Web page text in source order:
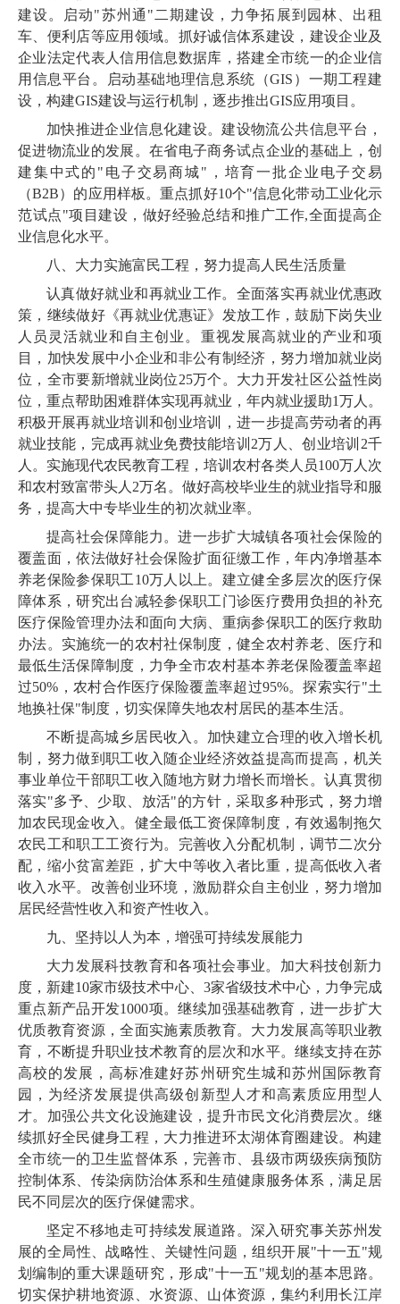
建设。启动"苏州通"二期建设，力争拓展到园林、出租
车、便利店等应用领域。抓好诚信体系建设，建设企业及
企业法定代表人信用信息数据库，搭建全市统一的企业信
用信息平台。启动基础地理信息系统（GIS）一期工程建
设，构建GIS建设与运行机制，逐步推出GIS应用项目。
加快推进企业信息化建设。建设物流公共信息平台，
促进物流业的发展。在省电子商务试点企业的基础上，创
建集中式的"电子交易商城"，培育一批企业电子交易
（B2B）的应用样板。重点抓好10个"信息化带动工业化示
范试点"项目建设，做好经验总结和推广工作,全面提高企
业信息化水平。
八、大力实施富民工程，努力提高人民生活质量
认真做好就业和再就业工作。全面落实再就业优惠政
策，继续做好《再就业优惠证》发放工作，鼓励下岗失业
人员灵活就业和自主创业。重视发展高就业的产业和项
目，加快发展中小企业和非公有制经济，努力增加就业岗
位，全市要新增就业岗位25万个。大力开发社区公益性岗
位，重点帮助困难群体实现再就业，年内就业援助1万人。
积极开展再就业培训和创业培训，进一步提高劳动者的再
就业技能，完成再就业免费技能培训2万人、创业培训2千
人。实施现代农民教育工程，培训农村各类人员100万人次
和农村致富带头人2万名。做好高校毕业生的就业指导和服
务，提高大中专毕业生的初次就业率。
提高社会保障能力。进一步扩大城镇各项社会保险的
覆盖面，依法做好社会保险扩面征缴工作，年内净增基本
养老保险参保职工10万人以上。建立健全多层次的医疗保
障体系，研究出台减轻参保职工门诊医疗费用负担的补充
医疗保险管理办法和面向大病、重病参保职工的医疗救助
办法。实施统一的农村社保制度，健全农村养老、医疗和
最低生活保障制度，力争全市农村基本养老保险覆盖率超
过50%，农村合作医疗保险覆盖率超过95%。探索实行"土
地换社保"制度，切实保障失地农村居民的基本生活。
不断提高城乡居民收入。加快建立合理的收入增长机
制，努力做到职工收入随企业经济效益提高而提高，机关
事业单位干部职工收入随地方财力增长而增长。认真贯彻
落实"多予、少取、放活"的方针，采取多种形式，努力增
加农民现金收入。健全最低工资保障制度，有效遏制拖欠
农民工和职工工资行为。完善收入分配机制，调节二次分
配，缩小贫富差距，扩大中等收入者比重，提高低收入者
收入水平。改善创业环境，激励群众自主创业，努力增加
居民经营性收入和资产性收入。
九、坚持以人为本，增强可持续发展能力
大力发展科技教育和各项社会事业。加大科技创新力
度，新建10家市级技术中心、3家省级技术中心，力争完成
重点新产品开发1000项。继续加强基础教育，进一步扩大
优质教育资源，全面实施素质教育。大力发展高等职业教
育，不断提升职业技术教育的层次和水平。继续支持在苏
高校的发展，高标准建好苏州研究生城和苏州国际教育
园，为经济发展提供高级创新型人才和高素质应用型人
才。加强公共文化设施建设，提升市民文化消费层次。继
续抓好全民健身工程，大力推进环太湖体育圈建设。构建
全市统一的卫生监督体系，完善市、县级市两级疾病预防
控制体系、传染病防治体系和生殖健康服务体系，满足居
民不同层次的医疗保健需求。
坚定不移地走可持续发展道路。深入研究事关苏州发
展的全局性、战略性、关键性问题，组织开展"十一五"规
划编制的重大课题研究，形成"十一五"规划的基本思路。
切实保护耕地资源、水资源、山体资源，集约利用长江岸